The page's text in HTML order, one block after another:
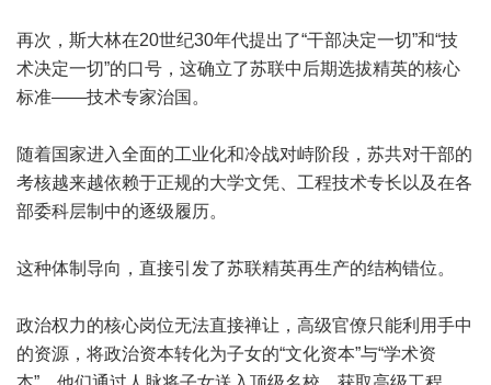
再次，斯大林在20世纪30年代提出了“干部决定一切”和“技
术决定一切”的口号，这确立了苏联中后期选拔精英的核心
标准——技术专家治国。
随着国家进入全面的工业化和冷战对峙阶段，苏共对干部的
考核越来越依赖于正规的大学文凭、工程技术专长以及在各
部委科层制中的逐级履历。
这种体制导向，直接引发了苏联精英再生产的结构错位。
政治权力的核心岗位无法直接禅让，高级官僚只能利用手中
的资源，将政治资本转化为子女的“文化资本”与“学术资